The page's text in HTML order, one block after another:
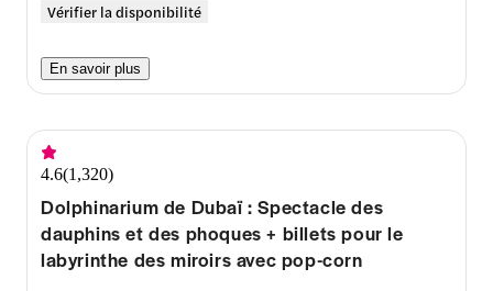
Vérifier la disponibilité
En savoir plus
4.6(1,320)
Dolphinarium de Dubaï : Spectacle des
dauphins et des phoques + billets pour le
labyrinthe des miroirs avec pop-corn